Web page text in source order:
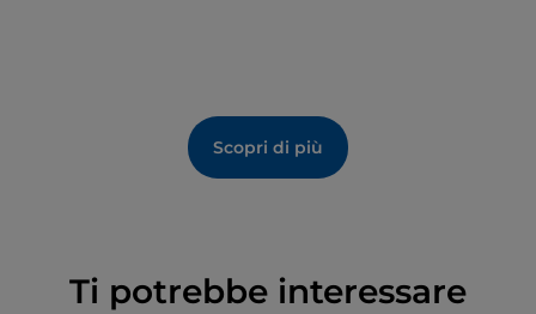
Scopri di più
Ti potrebbe interessare